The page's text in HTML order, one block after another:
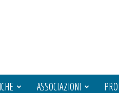
ASSOCIAZIONI